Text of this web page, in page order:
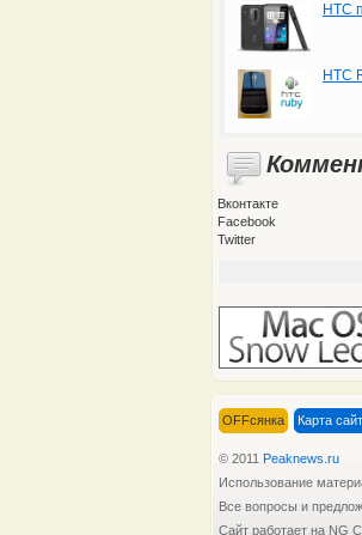
HTC
HTC
Вконтакте
Facebook
Twitter
OFFсянка Карта
© 2011 Peaknews.ru
Использование
Все вопросы и
Сайт работает на NG